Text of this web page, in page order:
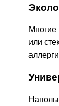
Многие
или